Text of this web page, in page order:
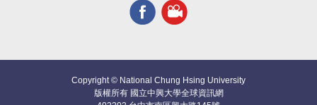
Copyright © National Chung Hsing University
版權所有 國立中興大學全球資訊網